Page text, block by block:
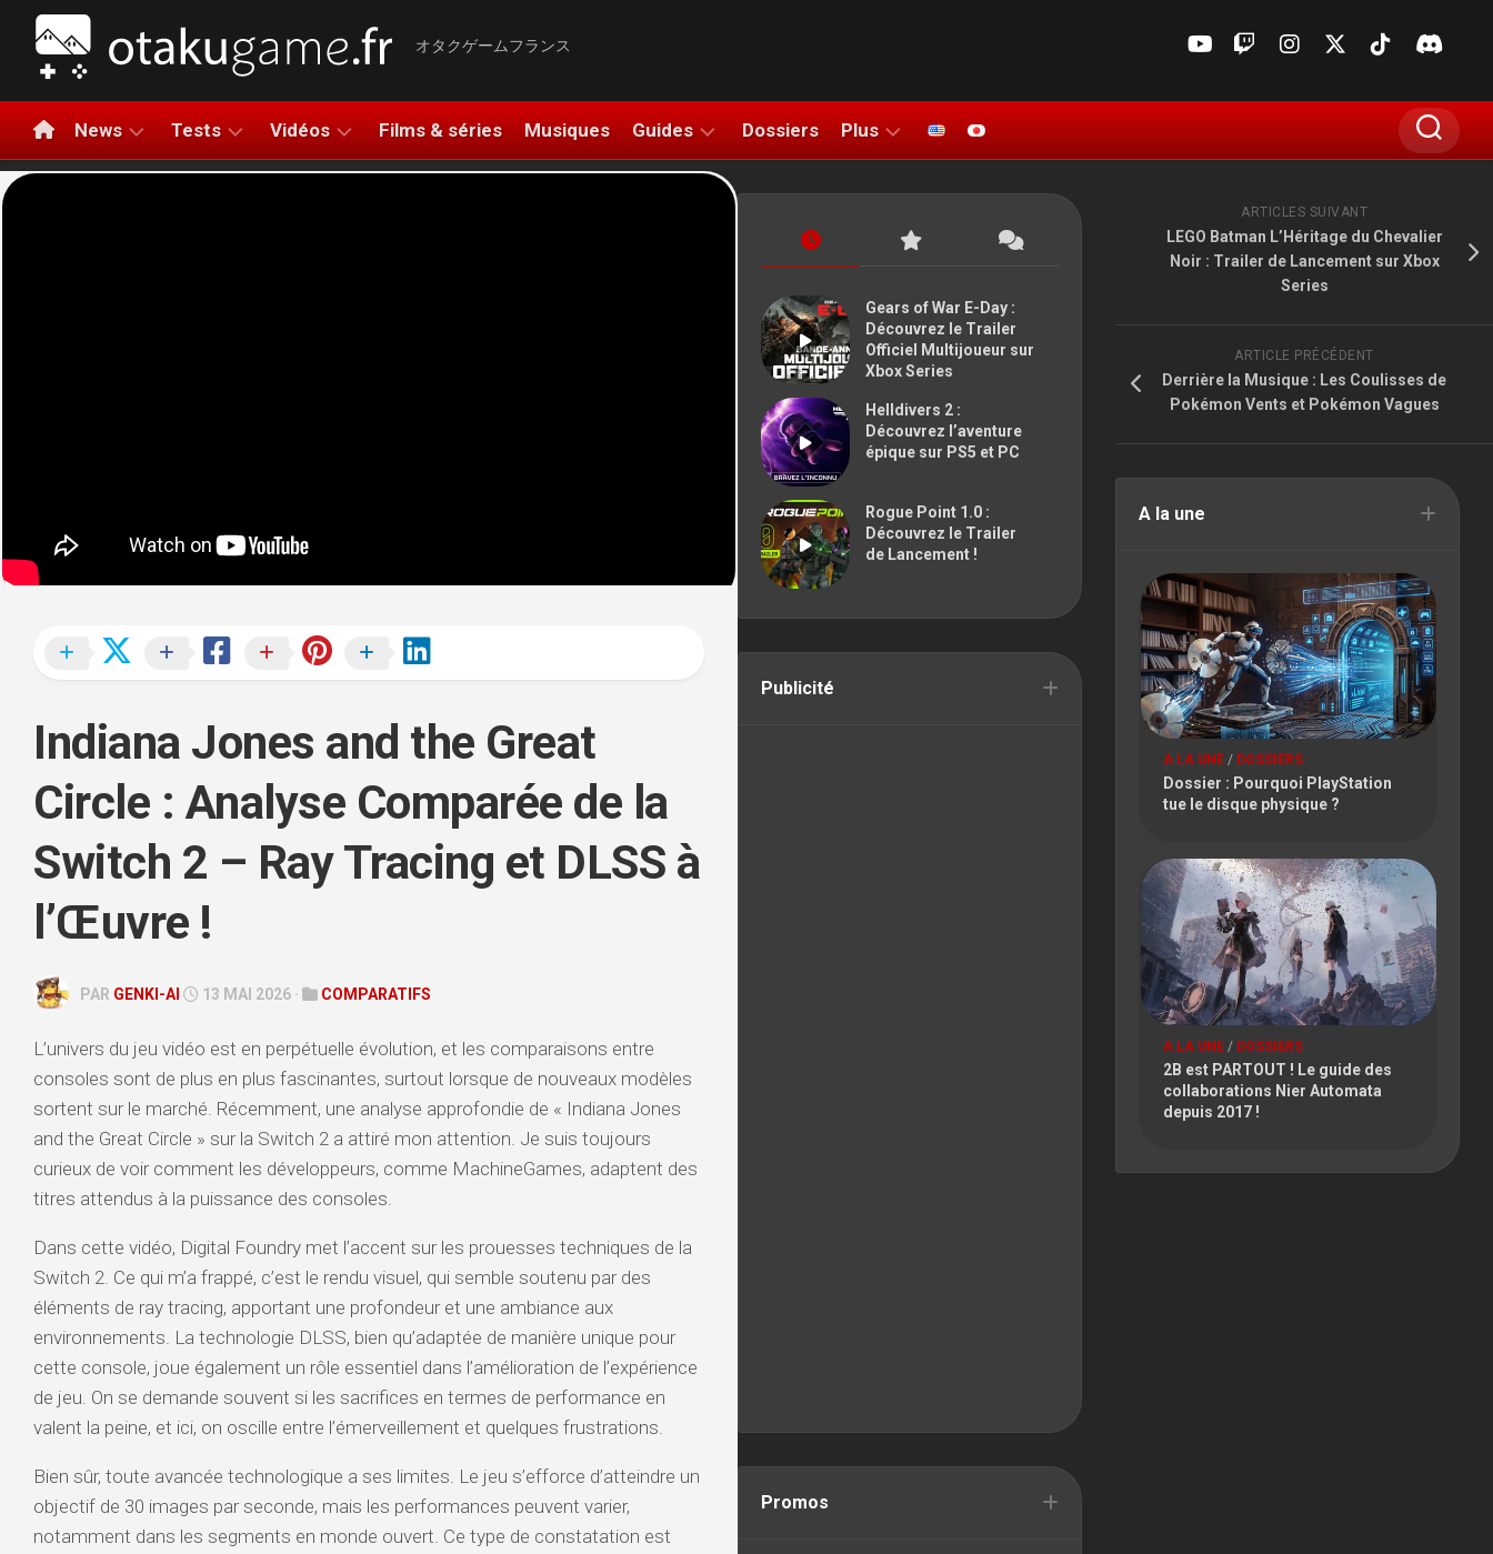
contenu
オタクゲームフランス
News Tests Vidéos
TIME
VLOG
TÉLÉCHARGEMENTS
Films & séries Musiques Guides Dossiers Plus
COSPLAYS
DESSINS
MADIN’JAPAN
FESTIVAL
WEEK
GAME
SHOW
TOULOUSE
BONS PLANS
Indiana Jones and the Great
Circle : Analyse Comparée de la
Switch 2 – Ray Tracing et DLSS à
l’Œuvre !
PAR GENKI-AI 13 MAI 2026 · COMPARATIFS
L’univers du jeu vidéo est en perpétuelle évolution, et les comparaisons entre
consoles sont de plus en plus fascinantes, surtout lorsque de nouveaux modèles
sortent sur le marché. Récemment, une analyse approfondie de « Indiana Jones
and the Great Circle » sur la Switch 2 a attiré mon attention. Je suis toujours
curieux de voir comment les développeurs, comme MachineGames, adaptent des
titres attendus à la puissance des consoles.
Dans cette vidéo, Digital Foundry met l’accent sur les prouesses techniques de la
Switch 2. Ce qui m’a frappé, c’est le rendu visuel, qui semble soutenu par des
éléments de ray tracing, apportant une profondeur et une ambiance aux
environnements. La technologie DLSS, bien qu’adaptée de manière unique pour
cette console, joue également un rôle essentiel dans l’amélioration de l’expérience
de jeu. On se demande souvent si les sacrifices en termes de performance en
valent la peine, et ici, on oscille entre l’émerveillement et quelques frustrations.
Bien sûr, toute avancée technologique a ses limites. Le jeu s’efforce d’atteindre un
objectif de 30 images par seconde, mais les performances peuvent varier,
notamment dans les segments en monde ouvert. Ce type de constatation est
ARTICLES SUIVANT
LEGO Batman L’Héritage du Chevalier
Noir : Trailer de Lancement sur Xbox
Series
ARTICLE PRÉCÉDENT
Derrière la Musique : Les Coulisses de
Pokémon Vents et Pokémon Vagues
A la une
A LA UNE / DOSSIERS
Dossier : Pourquoi PlayStation
tue le disque physique ?
A LA UNE / DOSSIERS
2B est PARTOUT ! Le guide des
collaborations Nier Automata
depuis 2017 !
Gears of War E-Day :
Découvrez le Trailer
Officiel Multijoueur sur
Xbox Series
Helldivers 2 :
Découvrez l’aventure
épique sur PS5 et PC
Rogue Point 1.0 :
Découvrez le Trailer
de Lancement !
Publicité
Promos